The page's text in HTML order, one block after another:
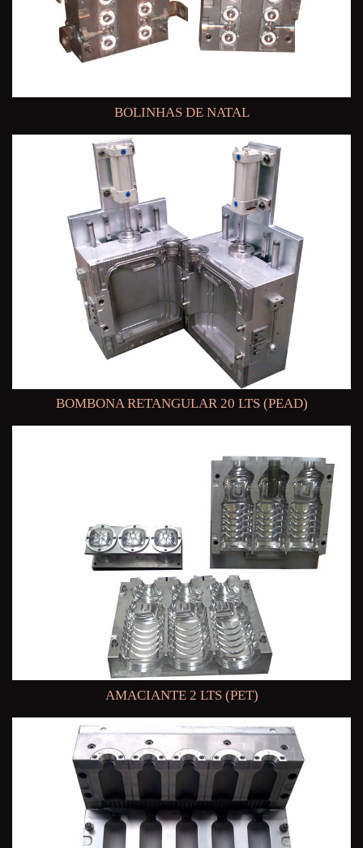
BOLINHAS DE NATAL
BOMBONA RETANGULAR 20 LTS (PEAD)
AMACIANTE 2 LTS (PET)